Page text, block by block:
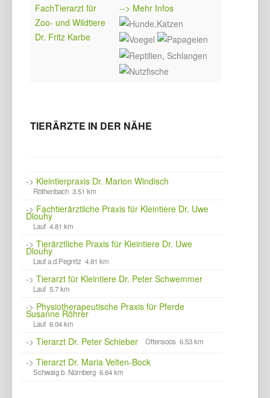
FachTierarzt für
Zoo- und Wildtiere
Dr. Fritz Karbe
--> Mehr Infos
TIERÄRZTE IN DER NÄHE
-> Kleintierpraxis Dr. Marion Windisch
Röthenbach 3.51 km
-> Fachtierärztliche Praxis für Kleintiere Dr. Uwe
Dlouhy
Lauf 4.81 km
-> Tierärztliche Praxis für Kleintiere Dr. Uwe
Dlouhy
Lauf a.d.Pegnitz 4.81 km
-> Tierarzt für Kleintiere Dr. Peter Schwemmer
Lauf 5.7 km
-> Physiotherapeutische Praxis für Pferde
Susanne Röhrer
Lauf 6.04 km
-> Tierarzt Dr. Peter Schieber Ottensoos 6.53 km
-> Tierarzt Dr. Maria Velten-Bock
Schwaig b. Nürnberg 6.64 km